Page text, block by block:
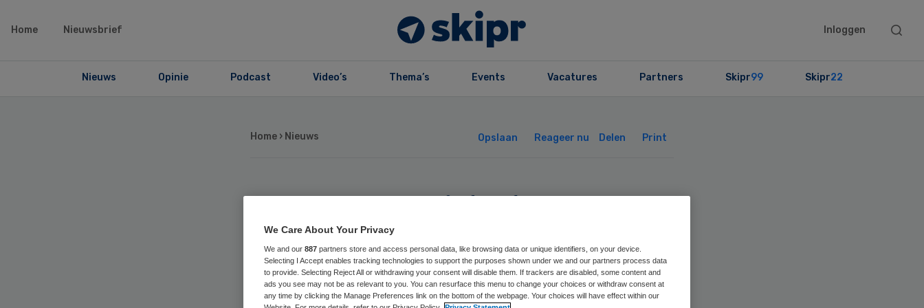
Home Nieuwsbrief Inloggen
Search
Nieuws Opinie Podcast Video’s Thema’s Events Vacatures Partners Skipr99 Skipr22
Home › Nieuws Opslaan Reageer nu Delen Print
HVO Querido benoemt
twee nieuwe rvt-leden
We Care About Your Privacy
We and our 887 partners store and access personal data, like browsing data or unique identifiers, on your device.
Selecting I Accept enables tracking technologies to support the purposes shown under we and our partners process data
to provide. Selecting Reject All or withdrawing your consent will disable them. If trackers are disabled, some content and
ads you see may not be as relevant to you. You can resurface this menu to change your choices or withdraw consent at
any time by clicking the Manage Preferences link on the bottom of the webpage. Your choices will have effect within our